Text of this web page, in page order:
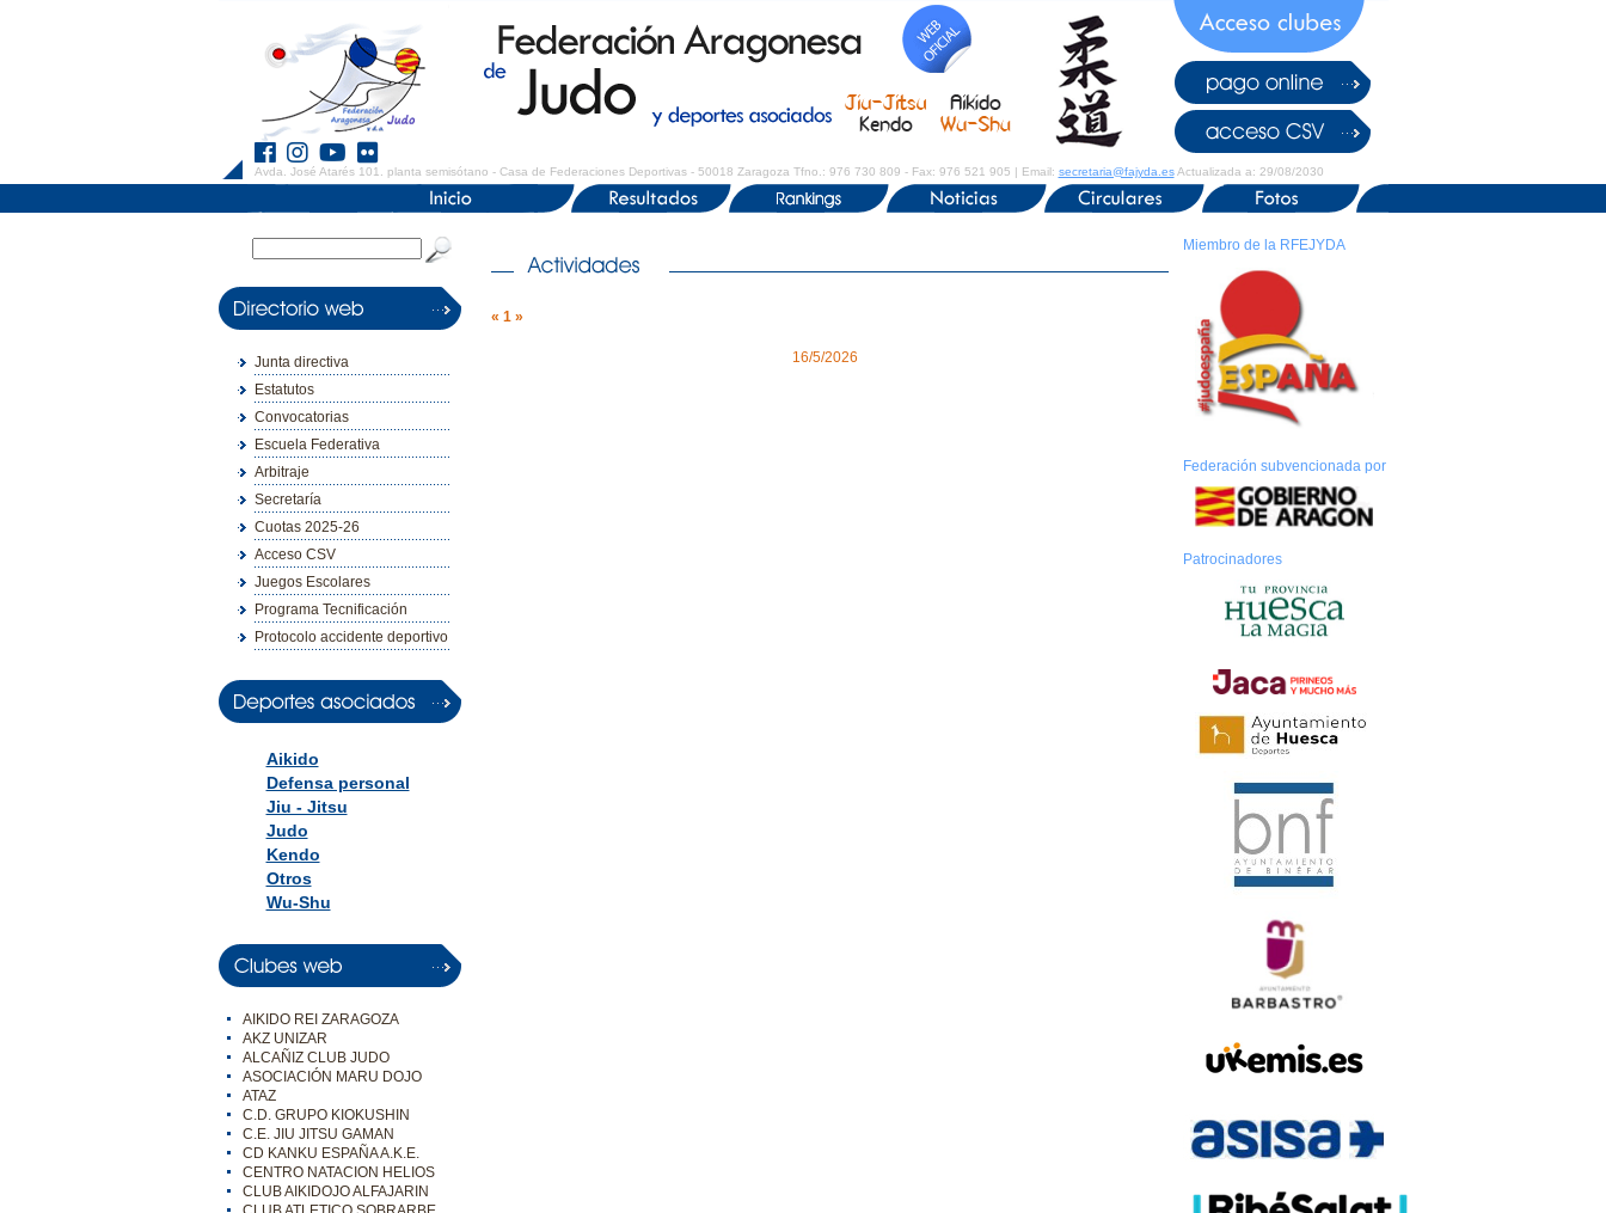
Avda. José Atarés 101. planta semisótano - Casa de Federaciones Deportivas - 50018 Zaragoza Tfno.: 976 730 809 - Fax: 976 521 905 | Email: secretaria@fajyda.esActualizada a: 29/08/2030
Junta directiva
Estatutos
Convocatorias
Escuela Federativa
Arbitraje
Secretaría
Cuotas 2025-26
Acceso CSV
Juegos Escolares
Programa Tecnificación
Protocolo accidente deportivo
Aikido
Defensa personal
Jiu - Jitsu
Judo
Kendo
Otros
Wu-Shu
AIKIDO REI ZARAGOZA
AKZ UNIZAR
ALCAÑIZ CLUB JUDO
ASOCIACIÓN MARU DOJO
ATAZ
C.D. GRUPO KIOKUSHIN
C.E. JIU JITSU GAMAN
CD KANKU ESPAÑA A.K.E.
CENTRO NATACION HELIOS
CLUB AIKIDOJO ALFAJARIN
« 1 »
16/5/2026
Miembro de la RFEJYDA
Federación subvencionada por
Patrocinadores